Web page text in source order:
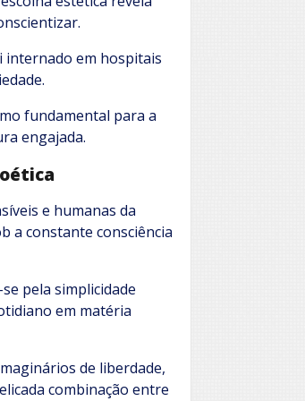
internado em hospitais
fundamental para a
engajada.
e humanas da
a constante consciência
pela simplicidade
em matéria
de liberdade,
combinação entre